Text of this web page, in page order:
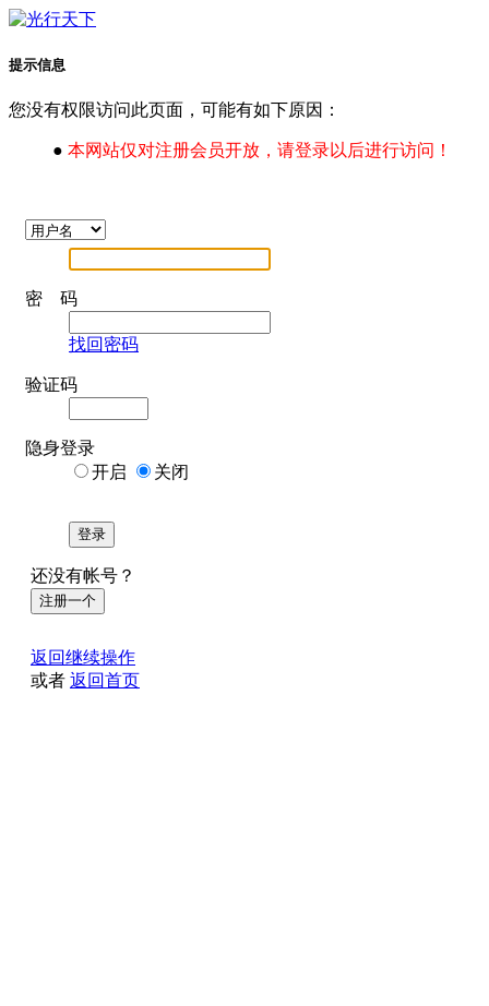
提示信息
您没有权限访问此页面，可能有如下原因：
● 本网站仅对注册会员开放，请登录以后进行访问！
密 码
找回密码
验证码
隐身登录
开启
关闭
登录
还没有帐号？
注册一个
返回继续操作
或者 返回首页